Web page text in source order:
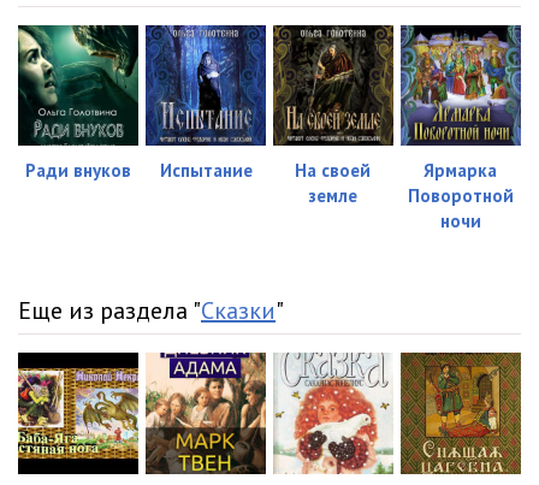
Ради внуков Испытание
На своей
земле
Ярмарка
Поворотной
ночи
Еще из раздела "Сказки"